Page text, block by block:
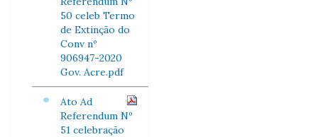
50 celeb Termo
de Extinção do
Conv nº
906947-2020
Gov. Acre.pdf
Ato Ad
Referendum Nº
51 celebração